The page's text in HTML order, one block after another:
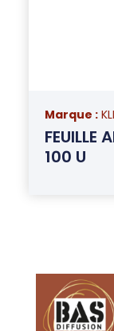
Marque :
FEUILLE
100 U